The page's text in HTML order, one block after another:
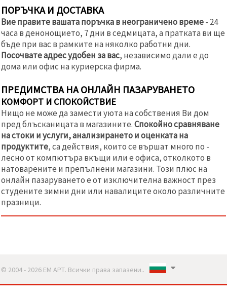
ПОРЪЧКА И ДОСТАВКА
Вие правите вашата поръчка в неограничено време- 24
часа в денонощието, 7 дни в седмицата, а пратката ви ще
бъде при вас в рамките на няколко работни дни.
Посочвате адрес удобен за вас, независимо дали е до
дома или офис на куриерска фирма.
ПРЕДИМСТВА НА ОНЛАЙН ПАЗАРУВАНЕТО
КОМФОРТ И СПОКОЙСТВИЕ
Нищо не може да замести уюта на собствения Ви дом
пред блъсканицата в магазините.Спокойно сравняване
на стоки и услуги, анализирането и оценката на
продуктите, са действия, които се вършат много по -
лесно от компютъра вкъщи или е офиса, отколкото в
натоварените и препълнени магазини. Този плюс на
онлайн пазаруването е от изключителна важност през
студените зимни дни или навалиците около различните
празници.
© 2004 - 2026 ЕМ АРТ. Всички права запазени..